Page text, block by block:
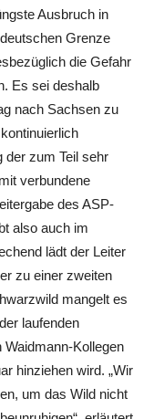
Ausbruch in
Grenze
die Gefahr
Es sei deshalb
nach Sachsen zu
der zum Teil sehr
verbundene
des ASP-
also auch im
lädt der Leiter
zu einer zweiten
mangelt es
laufenden
Waidmann-Kollegen
hinziehen wird. „Wir
um das Wild nicht